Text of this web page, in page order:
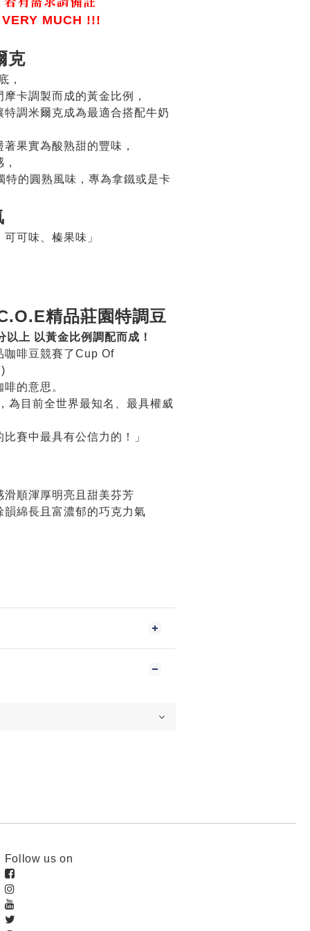
MUCH !!!
克
，
卡調製而成的黃金比例，
調米爾克成為最適合搭配牛奶
果實為酸熟甜的豐味，
特的圓熟風味，專為拿鐵或是卡
可味、榛果味」
精品莊園特調豆
以上 以黃金比例調配而成！
咖啡豆競賽了Cup Of
的意思。
為目前全世界最知名、最具權威
賽中最具有公信力的！ 」
滑順渾厚明亮且甜美芬芳
韻綿長且富濃郁的巧克力氣
Follow us on